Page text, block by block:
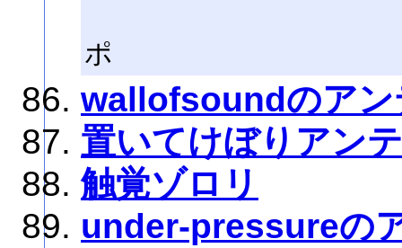
ポ
wallofsoundのアン
置いてけぼりアン
触覚ゾロリ
under-pressureの